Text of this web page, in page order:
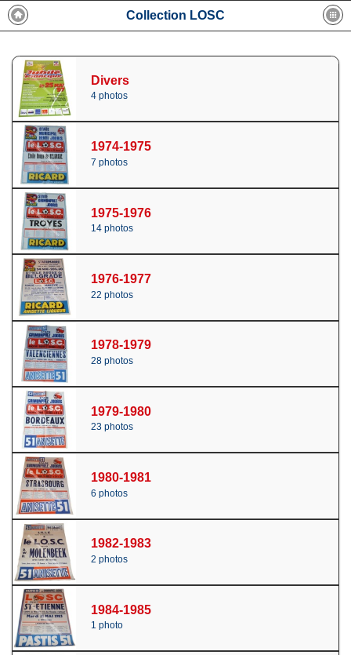
Collection LOSC
Divers
4 photos
1974-1975
7 photos
1975-1976
14 photos
1976-1977
22 photos
1978-1979
28 photos
1979-1980
23 photos
1980-1981
6 photos
1982-1983
2 photos
1984-1985
1 photo